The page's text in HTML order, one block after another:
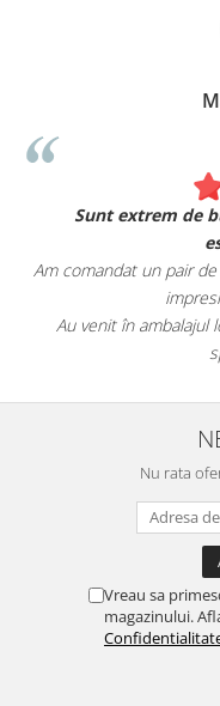
Sunt extrem de
Am comandat un pair
Au venit în ambalajul
Nu rata
Vreau sa
magazinului.